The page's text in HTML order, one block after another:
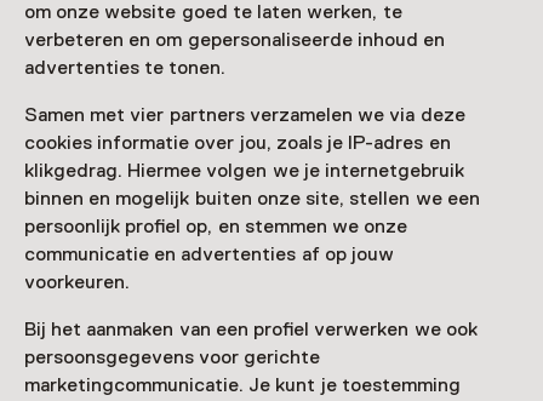
om onze website goed te laten werken, te
verbeteren en om gepersonaliseerde inhoud en
advertenties te tonen.
Samen met vier partners verzamelen we via deze
cookies informatie over jou, zoals je IP-adres en
klikgedrag. Hiermee volgen we je internetgebruik
binnen en mogelijk buiten onze site, stellen we een
persoonlijk profiel op, en stemmen we onze
communicatie en advertenties af op jouw
voorkeuren.
Bij het aanmaken van een profiel verwerken we ook
persoonsgegevens voor gerichte
marketingcommunicatie. Je kunt je toestemming
Zien & doen in
Historisch Museum De
Bevelanden